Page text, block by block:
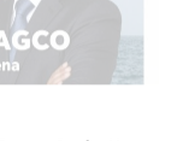
Ganha Nova